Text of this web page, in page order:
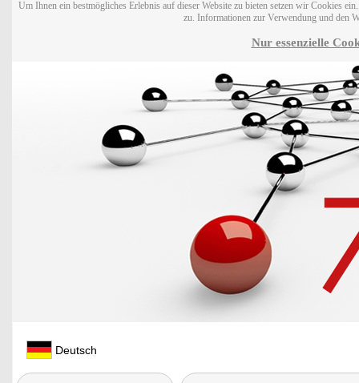
Um Ihnen ein bestmögliches Erlebnis auf dieser Website zu bieten setzen wir Cookies
zu. Informationen zur Verwendung und den
Nur essenzielle
Deutsch